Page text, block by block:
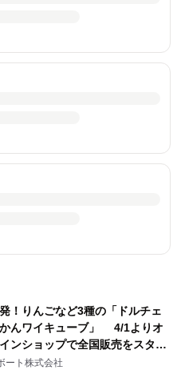
！りんごなど3種の「ドルチェ
んワイキューブ」 4/1よりオ
ンショップで全国販売をスター
ート株式会社